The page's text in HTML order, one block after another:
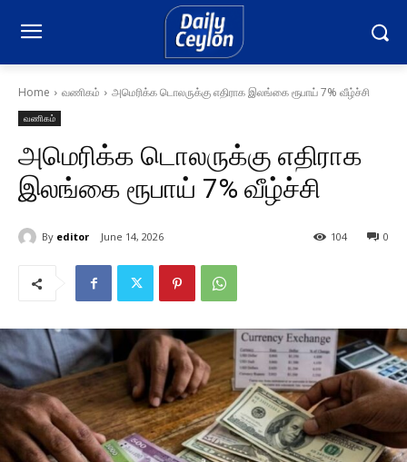
Home வணிகம் அமெரிக்க டொலருக்கு எதிராக இலங்கை ரூபாய் 7% வீழ்ச்சி
வணிகம்
அமெரிக்க டொலருக்கு எதிராக
இலங்கை ரூபாய் 7% வீழ்ச்சி
By editor June 14, 2026 0
104